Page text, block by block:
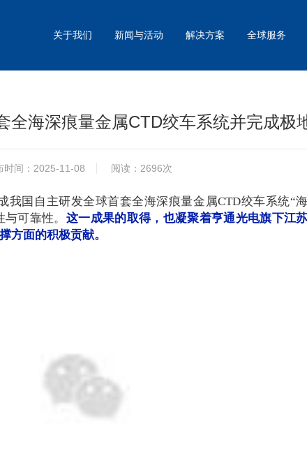
关于我们 新闻与活动 解决方案 全球服务
全海深痕量金属CTD绞车系统并完成极
时间：2025-11-08 阅读：2696次
我国自主研发全球首套全海深痕量金属CTD绞车系统“
可靠性。 这一成果的取得，也凝聚着亨通光电旗下江
方面的积极贡献。